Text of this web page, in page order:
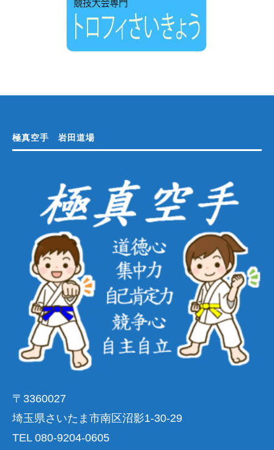
極真空手 岩田道場
〒3360027
埼玉県さいたま市南区沼影1-30-29
TEL 080-9204-0605